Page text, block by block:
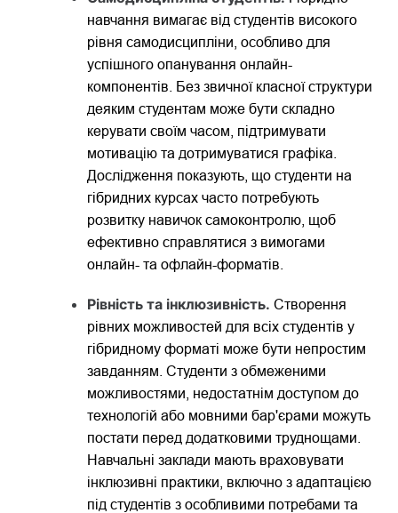
навчання вимагає від студентів високого
рівня самодисципліни, особливо для
успішного опанування онлайн-
компонентів. Без звичної класної структури
деяким студентам може бути складно
керувати своїм часом, підтримувати
мотивацію та дотримуватися графіка.
Дослідження показують, що студенти на
гібридних курсах часто потребують
розвитку навичок самоконтролю, щоб
ефективно справлятися з вимогами
онлайн- та офлайн-форматів.
Рівність та інклюзивність. Створення
рівних можливостей для всіх студентів у
гібридному форматі може бути непростим
завданням. Студенти з обмеженими
можливостями, недостатнім доступом до
технологій або мовними бар'єрами можуть
постати перед додатковими труднощами.
Навчальні заклади мають враховувати
інклюзивні практики, включно з адаптацією
під студентів з особливими потребами та